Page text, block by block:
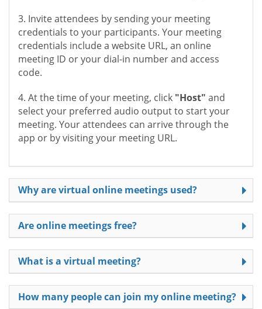
3. Invite attendees by sending your meeting
credentials to your participants. Your meeting
credentials include a website URL, an online
meeting ID or your dial-in number and access
code.
4. At the time of your meeting, click "Host" and
select your preferred audio output to start your
meeting. Your attendees can arrive through the
app or by visiting your meeting URL.
Why are virtual online meetings used?
Are online meetings free?
What is a virtual meeting?
How many people can join my online meeting?